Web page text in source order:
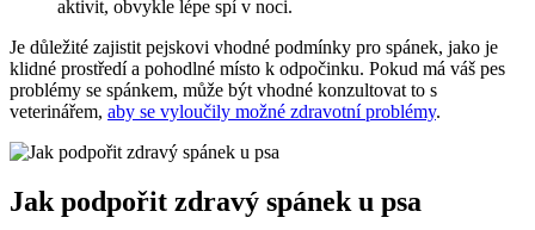
aktivit, obvykle lépe spí v noci.
Je důležité zajistit pejskovi vhodné podmínky pro spánek, jako je
klidné prostředí a pohodlné místo k odpočinku. Pokud má váš pes
problémy se spánkem, může být vhodné konzultovat to s
veterinářem, aby se vyloučily možné zdravotní problémy.
Jak podpořit zdravý spánek u psa